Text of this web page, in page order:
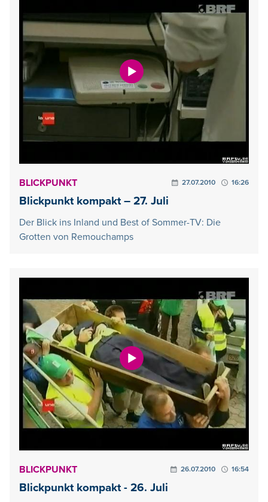
BLICKPUNKT 27.07.2010 16:26
Blickpunkt kompakt – 27. Juli
Der Blick ins Inland und Best of Sommer-TV: Die
Grotten von Remouchamps
BLICKPUNKT 26.07.2010 16:54
Blickpunkt kompakt - 26. Juli